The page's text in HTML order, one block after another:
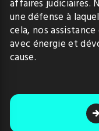
affaires judiciaires.
une défense à
cela, nos
avec énergie et
cause.